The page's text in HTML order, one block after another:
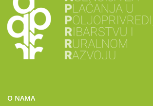
O NAMA